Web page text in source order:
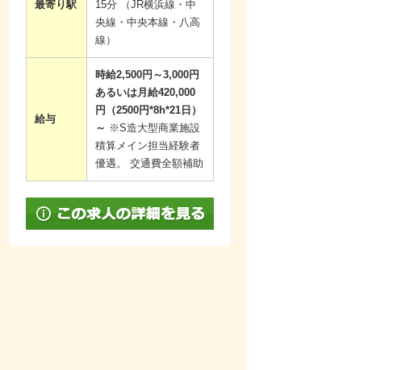
最寄り駅
15分 （JR横浜線・中
央線・中央本線・八高
線）
給与
時給2,500円～3,000円
あるいは月給420,000
円（2500円*8h*21日）
～ ※S造大型商業施設
積算メイン担当経験者
優遇。 交通費全額補助